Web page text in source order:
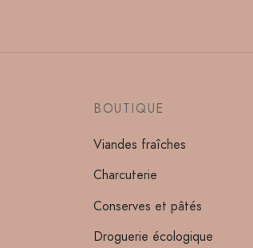
BOUTIQUE
Viandes fraîches
Charcuterie
Conserves et pâtés
Droguerie écologique